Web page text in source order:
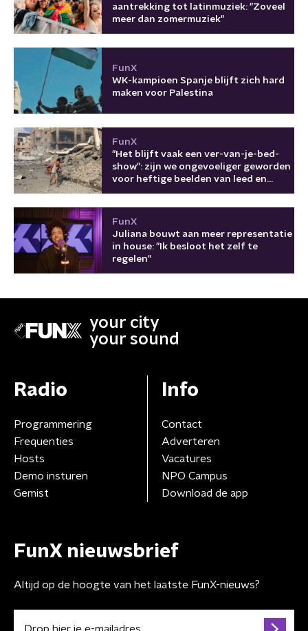
aantrekking tot latinmuziek: "Zoveel
meer dan zomermuziek"
FunX
WK-kampioen Spanje blijft zich hard
maken voor Palestina
FunX
"Het blijft vaak een ver-van-je-bed-
show": zijn we ongevoeliger geworden
voor heftige beelden van leed en
FunX
Juliana bouwt aan meer representatie
in house: "Ik besloot het zelf te
regelen"
your city
your sound
Radio
Programmering
Frequenties
Hosts
Demo insturen
Gemist
Info
Contact
Adverteren
Vacatures
NPO Campus
Download de app
FunX nieuwsbrief
Altijd op de hoogte van het laatste FunX-nieuws?